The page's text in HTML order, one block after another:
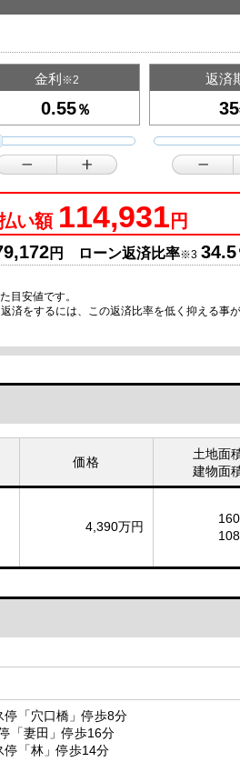
金利 ※2
％
返済
い額 114,931 円
円 ローン返済比率※3 34.5
目安値です。
をするには、この返済比率を低く抑える事
価格
土地面
建物面
4,390万円
停「穴口橋」停歩8分
「妻田」停歩16分
停「林」停歩14分